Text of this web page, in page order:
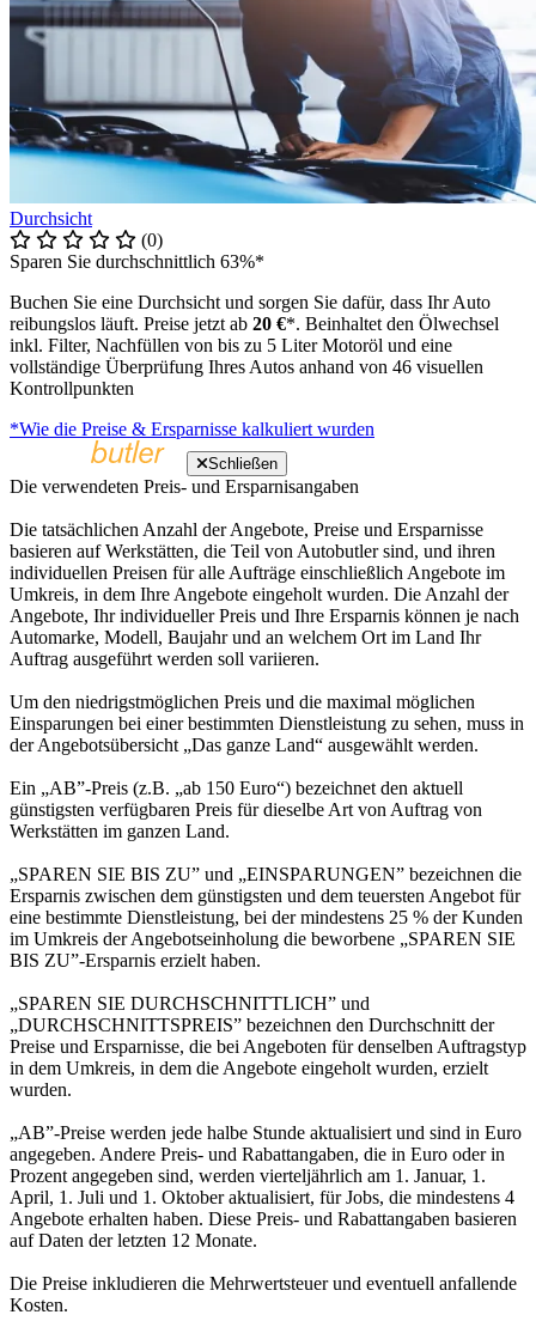
Durchsicht
(0)
Sparen Sie durchschnittlich 63%*
Buchen Sie eine Durchsicht und sorgen Sie dafür, dass Ihr Auto
reibungslos läuft. Preise jetzt ab 20 €*. Beinhaltet den Ölwechsel
inkl. Filter, Nachfüllen von bis zu 5 Liter Motoröl und eine
vollständige Überprüfung Ihres Autos anhand von 46 visuellen
Kontrollpunkten
*Wie die Preise & Ersparnisse kalkuliert wurden
Schließen
Die verwendeten Preis- und Ersparnisangaben
Die tatsächlichen Anzahl der Angebote, Preise und Ersparnisse
basieren auf Werkstätten, die Teil von Autobutler sind, und ihren
individuellen Preisen für alle Aufträge einschließlich Angebote im
Umkreis, in dem Ihre Angebote eingeholt wurden. Die Anzahl der
Angebote, Ihr individueller Preis und Ihre Ersparnis können je nach
Automarke, Modell, Baujahr und an welchem Ort im Land Ihr
Auftrag ausgeführt werden soll variieren.
Um den niedrigstmöglichen Preis und die maximal möglichen
Einsparungen bei einer bestimmten Dienstleistung zu sehen, muss in
der Angebotsübersicht „Das ganze Land“ ausgewählt werden.
Ein „AB”-Preis (z.B. „ab 150 Euro“) bezeichnet den aktuell
günstigsten verfügbaren Preis für dieselbe Art von Auftrag von
Werkstätten im ganzen Land.
„SPAREN SIE BIS ZU” und „EINSPARUNGEN” bezeichnen die
Ersparnis zwischen dem günstigsten und dem teuersten Angebot für
eine bestimmte Dienstleistung, bei der mindestens 25 % der Kunden
im Umkreis der Angebotseinholung die beworbene „SPAREN SIE
BIS ZU”-Ersparnis erzielt haben.
„SPAREN SIE DURCHSCHNITTLICH” und
„DURCHSCHNITTSPREIS” bezeichnen den Durchschnitt der
Preise und Ersparnisse, die bei Angeboten für denselben Auftragstyp
in dem Umkreis, in dem die Angebote eingeholt wurden, erzielt
wurden.
„AB”-Preise werden jede halbe Stunde aktualisiert und sind in Euro
angegeben. Andere Preis- und Rabattangaben, die in Euro oder in
Prozent angegeben sind, werden vierteljährlich am 1. Januar, 1.
April, 1. Juli und 1. Oktober aktualisiert, für Jobs, die mindestens 4
Angebote erhalten haben. Diese Preis- und Rabattangaben basieren
auf Daten der letzten 12 Monate.
Die Preise inkludieren die Mehrwertsteuer und eventuell anfallende
Kosten.